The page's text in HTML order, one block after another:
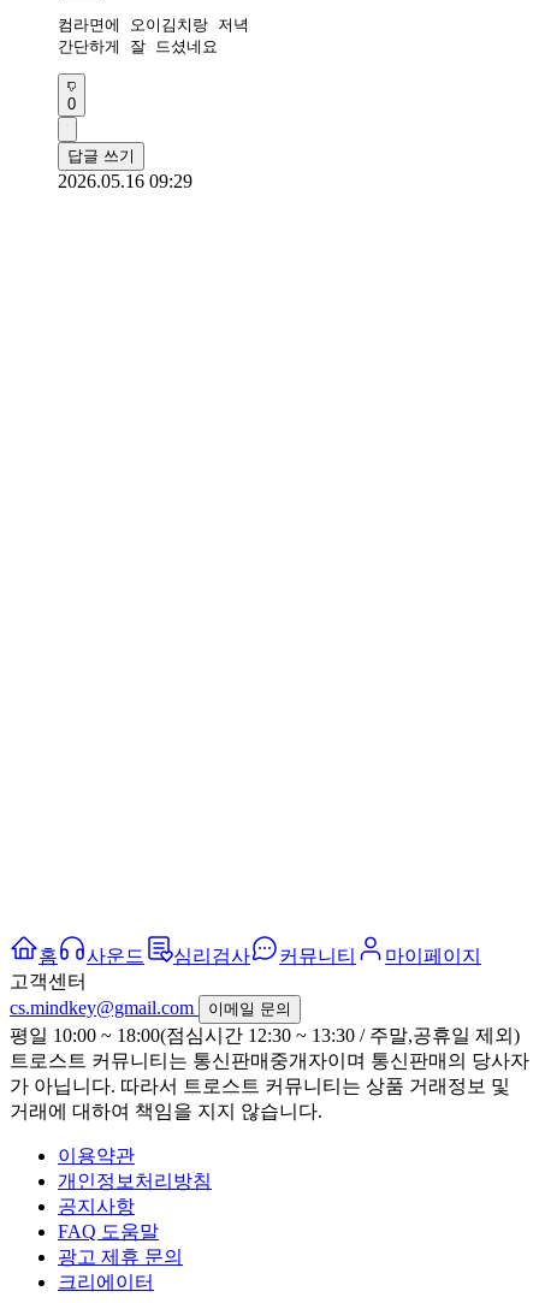
컴라면에 오이김치랑 저녁
간단하게 잘 드셨네요
0
답글 쓰기
2026.05.16 09:29
홈 사운드 심리검사 커뮤니티
마이페이지
고객센터
cs.mindkey@gmail.com
이메일 문의
평일 10:00 ~ 18:00(점심시간 12:30 ~ 13:30 / 주말,공휴일 제외)
트로스트 커뮤니티는 통신판매중개자이며 통신판매의 당사자
가 아닙니다. 따라서 트로스트 커뮤니티는 상품 거래정보 및
거래에 대하여 책임을 지지 않습니다.
이용약관
개인정보처리방침
공지사항
FAQ 도움말
광고 제휴 문의
크리에이터